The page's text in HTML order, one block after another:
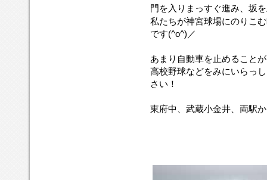
門を入りまっすぐ進み、坂
私たちが神宮球場にのりこ
です(^o^)／
あまり自動車を止めること
高校野球などをみにいらっ
さい！
東府中、武蔵小金井、両駅